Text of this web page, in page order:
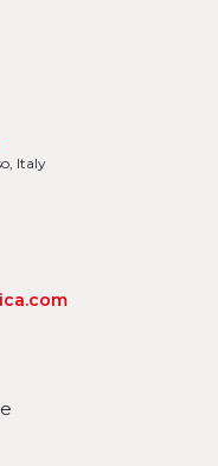
Italy